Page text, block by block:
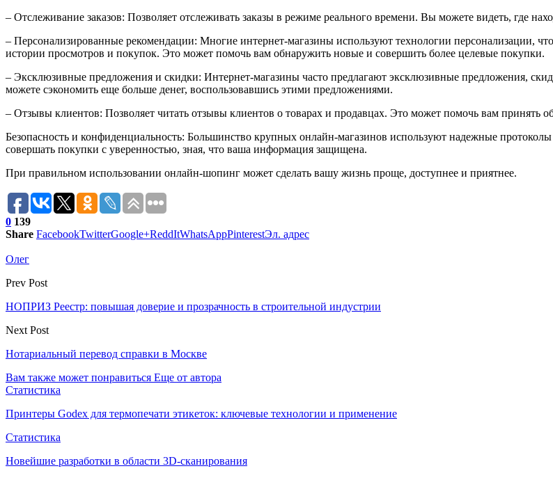
– Отслеживание заказов: Позволяет отслеживать заказы в режиме реального времени. Вы можете видеть, где
– Персонализированные рекомендации: Многие интернет-магазины используют технологии персонализации,
истории просмотров и покупок. Это может помочь вам обнаружить новые и совершить более целевые покупки.
– Эксклюзивные предложения и скидки: Интернет-магазины часто предлагают эксклюзивные предложения,
можете сэкономить еще больше денег, воспользовавшись этими предложениями.
– Отзывы клиентов: Позволяет читать отзывы клиентов о товарах и продавцах. Это может помочь вам принять
Безопасность и конфиденциальность: Большинство крупных онлайн-магазинов используют надежные
совершать покупки с уверенностью, зная, что ваша информация защищена.
При правильном использовании онлайн-шопинг может сделать вашу жизнь проще, доступнее и приятнее.
0 139
Share FacebookTwitterGoogle+ReddItWhatsAppPinterestЭл. адрес
Олег
Prev Post
НОПРИЗ Реестр: повышая доверие и прозрачность в строительной индустрии
Next Post
Нотариальный перевод справки в Москве
Вам также может понравиться Еще от автора
Статистика
Принтеры Godex для термопечати этикеток: ключевые технологии и применение
Статистика
Новейшие разработки в области 3D-сканирования